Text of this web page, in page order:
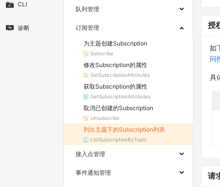
CLI
诊断
队列管理
订阅管理
为主题创建Subscription
Subscribe
修改Subscription的属性
SetSubscriptionAttributes
获取Subscription的属性
GetSubscriptionAttributes
取消已创建的Subscription
Unsubscribe
列出主题下的Subscription列表
ListSubscriptionByTopic
接入点管理
事件通知管理
授
如
问
具
请